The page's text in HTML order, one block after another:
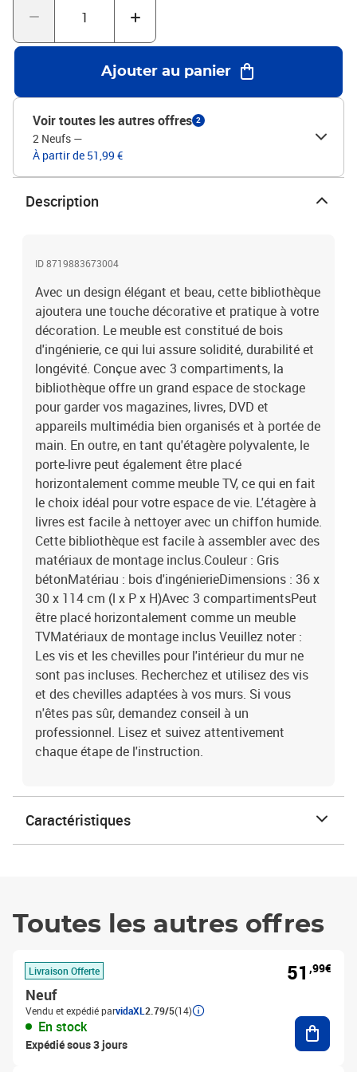
horizontalement comme un meuble TVMatériaux de montage
ne sont pas incluses. Recherchez et utilisez des vis et des chevilles
adaptées à vos murs. Si vous n'êtes pas sûr, demandez conseil à
un professionnel. Lisez et suivez attentivement chaque étape de
l'instruction.
Ajouter au panier
Voir toutes les autres offres 2
2 Neufs —
À partir de 51,99 €
Description
ID 8719883673004
Avec un design élégant et beau, cette bibliothèque
ajoutera une touche décorative et pratique à votre
décoration. Le meuble est constitué de bois
d'ingénierie, ce qui lui assure solidité, durabilité et
longévité. Conçue avec 3 compartiments, la
bibliothèque offre un grand espace de stockage
pour garder vos magazines, livres, DVD et
appareils multimédia bien organisés et à portée de
main. En outre, en tant qu'étagère polyvalente, le
porte-livre peut également être placé
horizontalement comme meuble TV, ce qui en fait
le choix idéal pour votre espace de vie. L'étagère à
livres est facile à nettoyer avec un chiffon humide.
Cette bibliothèque est facile à assembler avec des
matériaux de montage inclus.Couleur : Gris
bétonMatériau : bois d'ingénierieDimensions : 36 x
30 x 114 cm (l x P x H)Avec 3 compartimentsPeut
être placé horizontalement comme un meuble
TVMatériaux de montage inclus Veuillez noter :
Les vis et les chevilles pour l'intérieur du mur ne
sont pas incluses. Recherchez et utilisez des vis
et des chevilles adaptées à vos murs. Si vous
n'êtes pas sûr, demandez conseil à un
professionnel. Lisez et suivez attentivement
chaque étape de l'instruction.
Caractéristiques
Toutes les autres offres
Livraison Offerte
Neuf
Vendu et expédié parvidaXL 2.79/5(14)
En stock
Expédié sous 3 jours
51 ,99€